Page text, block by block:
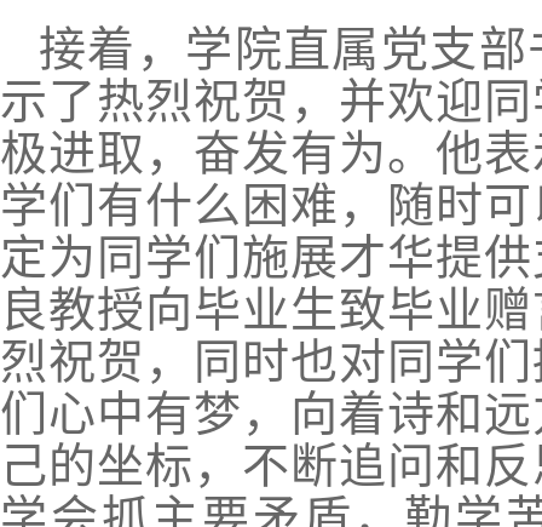
接着，学院直属党支
示了热烈祝贺，并欢迎
极进取，奋发有为。他
学们有什么困难，随时
定为同学们施展才华提
良教授向毕业生致毕业
烈祝贺，同时也对同学
们心中有梦，向着诗和
己的坐标，不断追问和